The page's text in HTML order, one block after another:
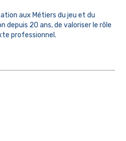
aux Métiers du jeu et du
depuis 20 ans, de valoriser le rôle
professionnel.